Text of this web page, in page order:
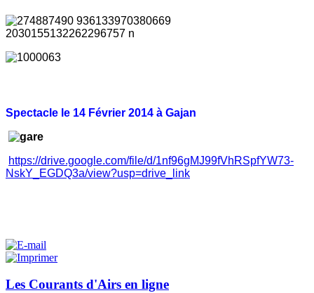
Spectacle le 14 Février 2014 à Gajan
https://drive.google.com/file/d/1nf96gMJ99fVhRSpfYW73-
NskY_EGDQ3a/view?usp=drive_link
Les Courants d'Airs en ligne